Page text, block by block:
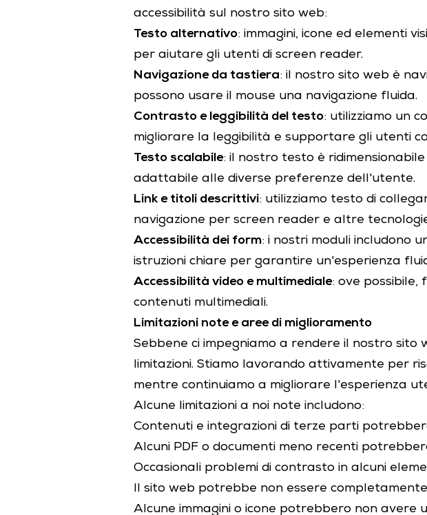
accessibilità sul nostro sito web:
Testo alternativo: immagini, icone ed elementi
per aiutare gli utenti di screen reader.
Navigazione da tastiera: il nostro sito web è
possono usare il mouse una navigazione fluida.
Contrasto e leggibilità del testo: utilizziamo un
migliorare la leggibilità e supportare gli utenti
Testo scalabile: il nostro testo è
adattabile alle diverse preferenze dell'utente.
Link e titoli descrittivi: utilizziamo testo di
navigazione per screen reader e altre
Accessibilità dei form: i nostri moduli includono
istruzioni chiare per garantire un'esperienza
Accessibilità video e multimediale: ove possibile,
contenuti multimediali.
Limitazioni note e aree di miglioramento
Sebbene ci impegniamo a rendere il nostro
limitazioni. Stiamo lavorando attivamente per
mentre continuiamo a migliorare l'esperienza
Alcune limitazioni a noi note includono:
Contenuti e integrazioni di terze parti
Alcuni PDF o documenti meno recenti
Occasionali problemi di contrasto in alcuni
Il sito web potrebbe non essere
Alcune immagini o icone potrebbero non